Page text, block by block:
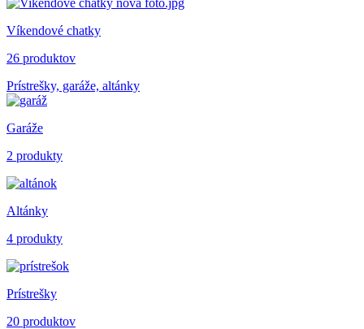
Víkendové chatky
26 produktov
Prístrešky, garáže, altánky
Garáže
2 produkty
Altánky
4 produkty
Prístrešky
20 produktov